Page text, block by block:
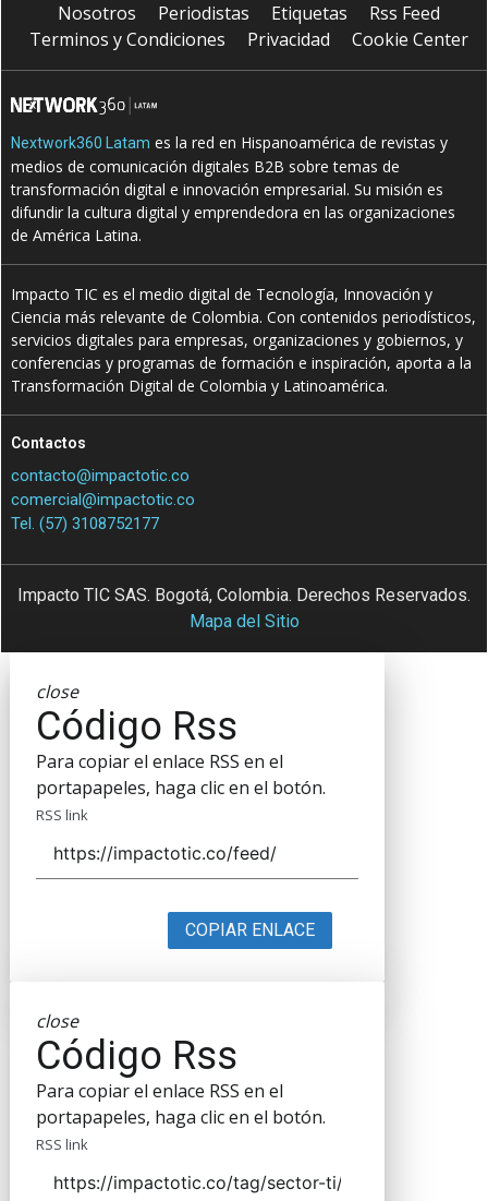
Nosotros Periodistas Etiquetas
Rss Feed
Terminos y Condiciones
Privacidad Cookie Center
Nextwork360 Latam es la red en Hispanoamérica de revistas y
medios de comunicación digitales B2B sobre temas de
transformación digital e innovación empresarial. Su misión es
difundir la cultura digital y emprendedora en las organizaciones
de América Latina.
Impacto TIC es el medio digital de Tecnología, Innovación y
Ciencia más relevante de Colombia. Con contenidos periodísticos,
servicios digitales para empresas, organizaciones y gobiernos, y
conferencias y programas de formación e inspiración, aporta a la
Transformación Digital de Colombia y Latinoamérica.
Contactos
contacto@impactotic.co
comercial@impactotic.co
Tel. (57) 3108752177
Impacto TIC SAS. Bogotá, Colombia. Derechos Reservados.
Mapa del Sitio
close
Código Rss
Para copiar el enlace RSS en el
portapapeles, haga clic en el botón.
RSS link
COPIAR ENLACE
close
Código Rss
Para copiar el enlace RSS en el
portapapeles, haga clic en el botón.
RSS link